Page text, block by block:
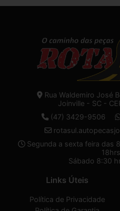
Rua Waldemiro José
Joinville - SC -
(47) 3429-9506
Segunda a sexta feira das
Sábado 8:30
Links Úteis
Política de Privacidade